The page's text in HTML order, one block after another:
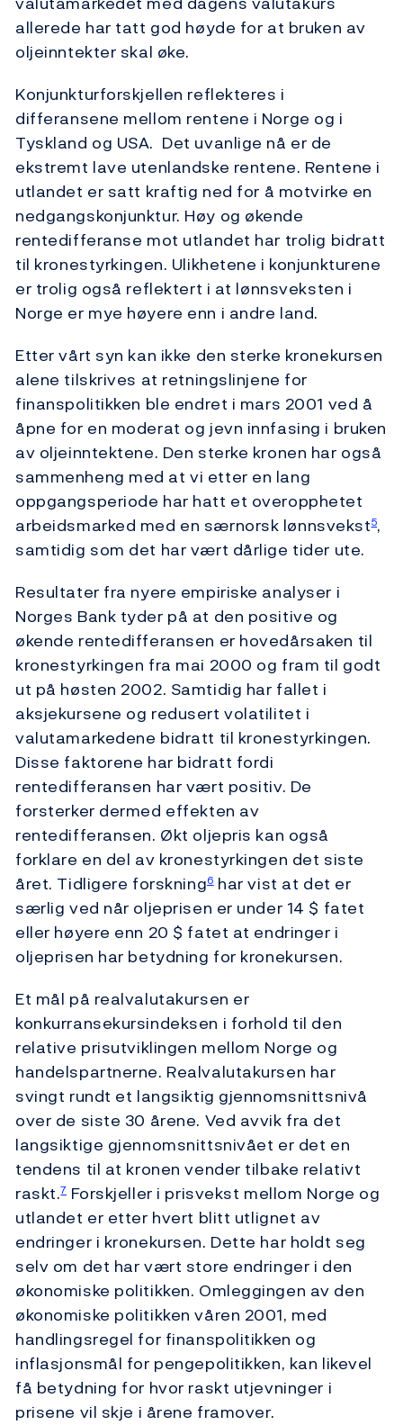
allerede har tatt god høyde for at bruken av
oljeinntekter skal øke.
Konjunkturforskjellen reflekteres i
differansene mellom rentene i Norge og i
Tyskland og USA. Det uvanlige nå er de
ekstremt lave utenlandske rentene. Rentene i
utlandet er satt kraftig ned for å motvirke en
nedgangskonjunktur. Høy og økende
rentedifferanse mot utlandet har trolig bidratt
til kronestyrkingen. Ulikhetene i konjunkturene
er trolig også reflektert i at lønnsveksten i
Norge er mye høyere enn i andre land.
Etter vårt syn kan ikke den sterke kronekursen
alene tilskrives at retningslinjene for
finanspolitikken ble endret i mars 2001 ved å
åpne for en moderat og jevn innfasing i bruken
av oljeinntektene. Den sterke kronen har også
sammenheng med at vi etter en lang
oppgangsperiode har hatt et overopphetet
arbeidsmarked med en særnorsk lønnsvekst5,
samtidig som det har vært dårlige tider ute.
Resultater fra nyere empiriske analyser i
Norges Bank tyder på at den positive og
økende rentedifferansen er hovedårsaken til
kronestyrkingen fra mai 2000 og fram til godt
ut på høsten 2002. Samtidig har fallet i
aksjekursene og redusert volatilitet i
valutamarkedene bidratt til kronestyrkingen.
Disse faktorene har bidratt fordi
rentedifferansen har vært positiv. De
forsterker dermed effekten av
rentedifferansen. Økt oljepris kan også
forklare en del av kronestyrkingen det siste
året. Tidligere forskning6har vist at det er
særlig ved når oljeprisen er under 14 $ fatet
eller høyere enn 20 $ fatet at endringer i
oljeprisen har betydning for kronekursen.
Et mål på realvalutakursen er
konkurransekursindeksen i forhold til den
relative prisutviklingen mellom Norge og
handelspartnerne. Realvalutakursen har
svingt rundt et langsiktig gjennomsnittsnivå
over de siste 30 årene. Ved avvik fra det
langsiktige gjennomsnittsnivået er det en
tendens til at kronen vender tilbake relativt
raskt.7Forskjeller i prisvekst mellom Norge og
utlandet er etter hvert blitt utlignet av
endringer i kronekursen. Dette har holdt seg
selv om det har vært store endringer i den
økonomiske politikken. Omleggingen av den
økonomiske politikken våren 2001, med
handlingsregel for finanspolitikken og
inflasjonsmål for pengepolitikken, kan likevel
få betydning for hvor raskt utjevninger i
prisene vil skje i årene framover.